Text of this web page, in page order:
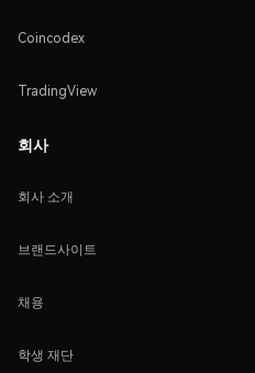
Coincodex
TradingView
회사
회사 소개
브랜드사이트
채용
학생 재단